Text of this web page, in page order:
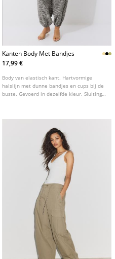
Kanten Body Met Bandjes
17,99 €
Body van elastisch kant. Hartvormige
halslijn met dunne bandjes en cups bij de
buste. Gevoerd in dezelfde kleur. Sluiting